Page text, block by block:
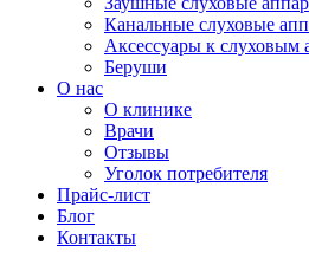
Канальные слуховые
Аксессуары к слуховым
Беруши
О нас
О клинике
Врачи
Отзывы
Уголок потребителя
Прайс-лист
Блог
Контакты